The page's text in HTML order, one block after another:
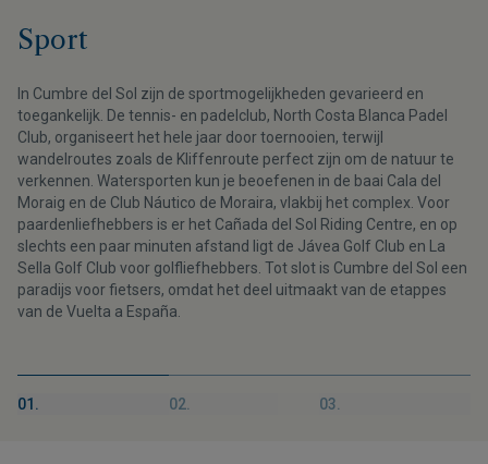
Sport
In Cumbre del Sol zijn de sportmogelijkheden gevarieerd en
toegankelijk. De tennis- en padelclub, North Costa Blanca Padel
Club, organiseert het hele jaar door toernooien, terwijl
wandelroutes zoals de Kliffenroute perfect zijn om de natuur te
verkennen. Watersporten kun je beoefenen in de baai Cala del
Moraig en de Club Náutico de Moraira, vlakbij het complex. Voor
paardenliefhebbers is er het Cañada del Sol Riding Centre, en op
slechts een paar minuten afstand ligt de Jávea Golf Club en La
Sella Golf Club voor golfliefhebbers. Tot slot is Cumbre del Sol een
paradijs voor fietsers, omdat het deel uitmaakt van de etappes
van de Vuelta a España.
01. 02. 03.